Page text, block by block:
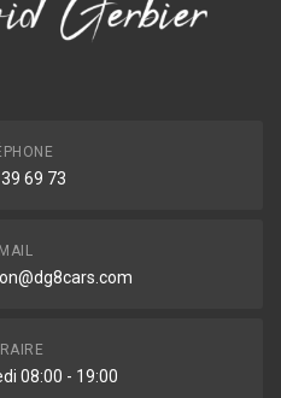
69 73
08:00 - 19:00